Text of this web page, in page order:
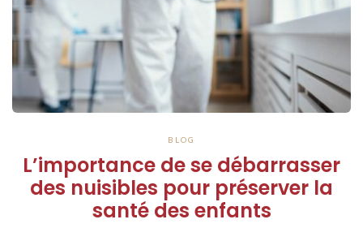
BLOG
L’importance de se débarrasser
des nuisibles pour préserver la
santé des enfants